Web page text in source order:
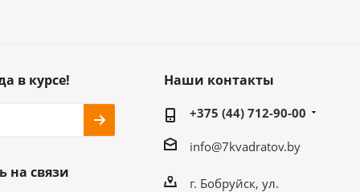
в курсе!
на связи
Наши контакты
+375 (44) 712-90-00
info@7kvadratov.by
г. Бобруйск, ул.